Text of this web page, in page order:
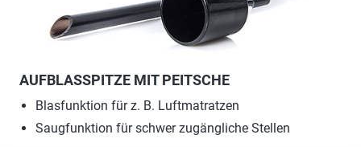
AUFBLASSPITZE MIT PEITSCHE
Blasfunktion für z. B. Luftmatratzen
Saugfunktion für schwer zugängliche Stellen